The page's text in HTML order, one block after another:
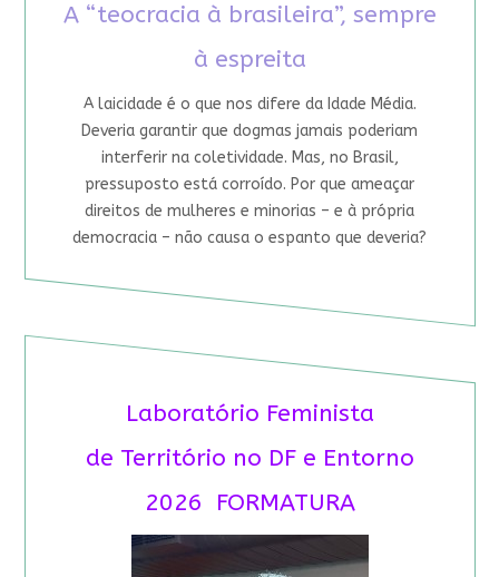
A “teocracia à brasileira”, sempre
à espreita
A laicidade é o que nos difere da Idade Média.
Deveria garantir que dogmas jamais poderiam
interferir na coletividade. Mas, no Brasil,
pressuposto está corroído. Por que ameaçar
direitos de mulheres e minorias – e à própria
democracia – não causa o espanto que deveria?
Laboratório Feminista
de Território no DF e Entorno
2026 FORMATURA